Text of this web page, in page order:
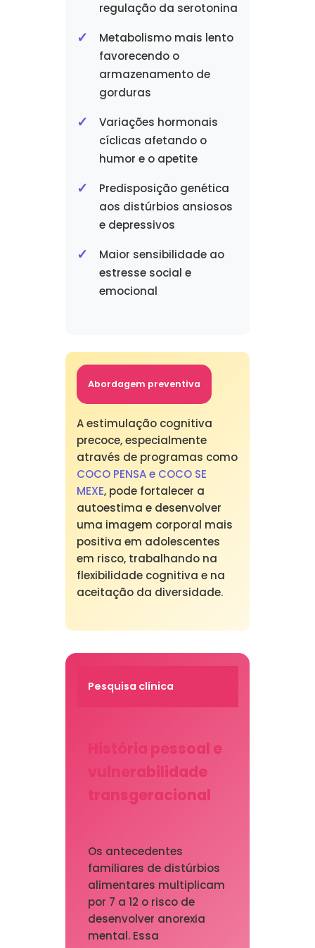
regulação da serotonina
Metabolismo mais lento
favorecendo o
armazenamento de
gorduras
Variações hormonais
cíclicas afetando o
humor e o apetite
Predisposição genética
aos distúrbios ansiosos
e depressivos
Maior sensibilidade ao
estresse social e
emocional
Abordagem preventiva
A estimulação cognitiva
precoce, especialmente
através de programas como
COCO PENSA e COCO SE
MEXE, pode fortalecer a
autoestima e desenvolver
uma imagem corporal mais
positiva em adolescentes
em risco, trabalhando na
flexibilidade cognitiva e na
aceitação da diversidade.
Pesquisa clínica
História pessoal e
vulnerabilidade
transgeracional
Os antecedentes
familiares de distúrbios
alimentares multiplicam
por 7 a 12 o risco de
desenvolver anorexia
mental. Essa